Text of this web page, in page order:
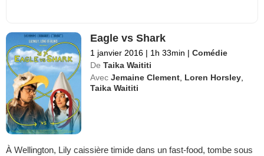
Eagle vs Shark
1 janvier 2016 | 1h 33min | Comédie
De Taika Waititi
Avec Jemaine Clement, Loren Horsley,
Taika Waititi
À Wellington, Lily caissière timide dans un fast-food, tombe sous